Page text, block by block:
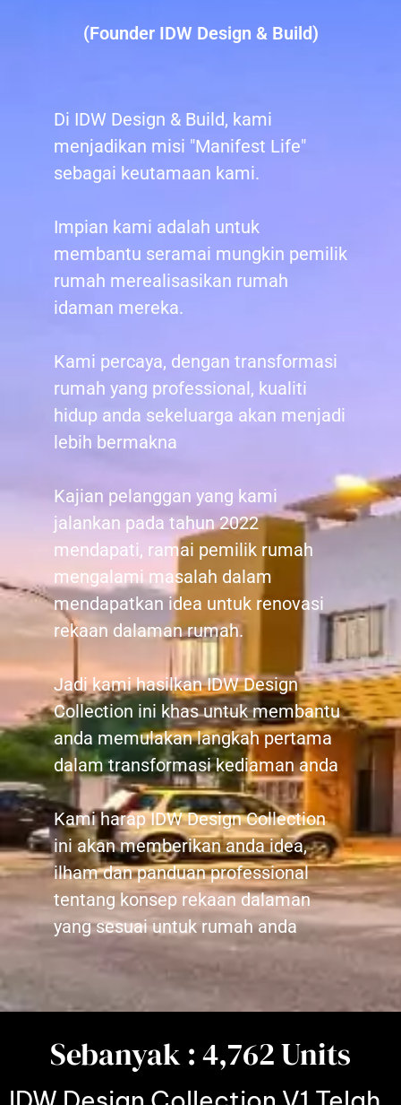
(Founder IDW Design & Build)
Di IDW Design & Build, kami
menjadikan misi "Manifest Life"
sebagai keutamaan kami.
Impian kami adalah untuk
membantu seramai mungkin pemilik
rumah merealisasikan rumah
idaman mereka.
Kami percaya, dengan transformasi
rumah yang professional, kualiti
hidup anda sekeluarga akan menjadi
lebih bermakna
Kajian pelanggan yang kami
jalankan pada tahun 2022
mendapati, ramai pemilik rumah
mengalami masalah dalam
mendapatkan idea untuk renovasi
rekaan dalaman rumah.
Jadi kami hasilkan IDW Design
Collection ini khas untuk membantu
anda memulakan langkah pertama
dalam transformasi kediaman anda
Kami harap IDW Design Collection
ini akan memberikan anda idea,
ilham dan panduan professional
tentang konsep rekaan dalaman
yang sesuai untuk rumah anda
Sebanyak : 4,762 Units